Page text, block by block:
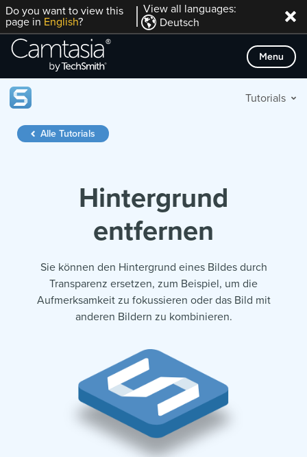
Direkt
zum
Inhalt
Do you want to view this
page in English?
View all languages:
Deutsch
Menu
Tutorials
Alle Tutorials
Hintergrund
entfernen
Sie können den Hintergrund eines Bildes durch
Transparenz ersetzen, zum Beispiel, um die
Aufmerksamkeit zu fokussieren oder das Bild mit
anderen Bildern zu kombinieren.